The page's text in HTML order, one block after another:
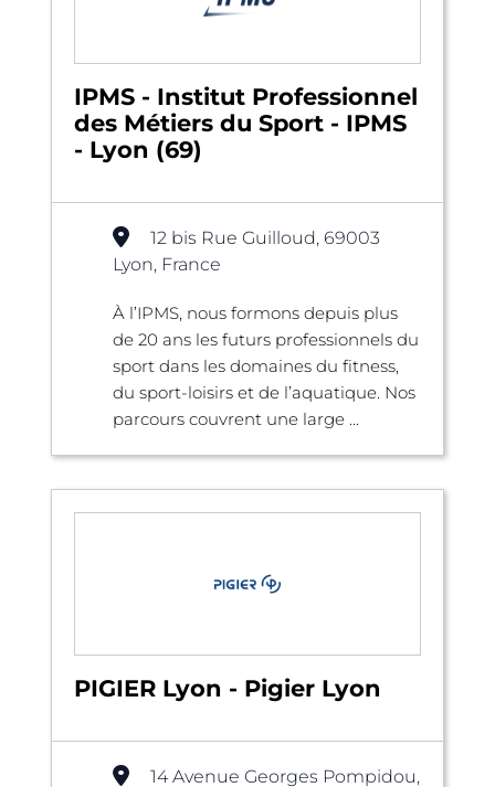
IPMS - Institut Professionnel
des Métiers du Sport - IPMS
- Lyon (69)
12 bis Rue Guilloud, 69003
Lyon, France
À l’IPMS, nous formons depuis plus
de 20 ans les futurs professionnels du
sport dans les domaines du fitness,
du sport-loisirs et de l’aquatique. Nos
parcours couvrent une large ...
PIGIER Lyon - Pigier Lyon
14 Avenue Georges Pompidou,